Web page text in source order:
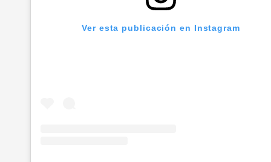
Ver esta publicación en Instagram